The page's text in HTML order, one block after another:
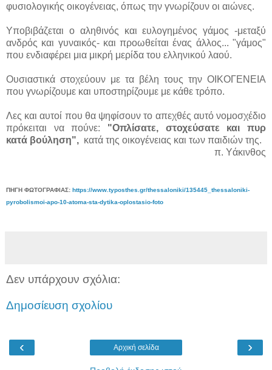
φυσιολογικής οικογένειας, όπως την γνωρίζουν οι αιώνες.
Υποβιβάζεται ο αληθινός και ευλογημένος γάμος -μεταξύ
ανδρός και γυναικός- και προωθείται ένας άλλος... "γάμος"
που ενδιαφέρει μια μικρή μερίδα του ελληνικού λαού.
Ουσιαστικά στοχεύουν με τα βέλη τους την ΟΙΚΟΓΕΝΕΙΑ
που γνωρίζουμε και υποστηρίζουμε με κάθε τρόπο.
Λες και αυτοί που θα ψηφίσουν το απεχθές αυτό νομοσχέδιο
πρόκειται να πούνε: "Οπλίσατε, στοχεύσατε και πυρ
κατά βούληση", κατά της οικογένειας και των παιδιών της.
π. Υάκινθος
ΠΗΓΗ ΦΩΤΟΓΡΑΦΙΑΣ: https://www.typosthes.gr/thessaloniki/135445_thessaloniki-
pyrobolismoi-apo-10-atoma-sta-dytika-oplostasio-foto
Δεν υπάρχουν σχόλια:
Δημοσίευση σχολίου
‹ ›
Αρχική σελίδα